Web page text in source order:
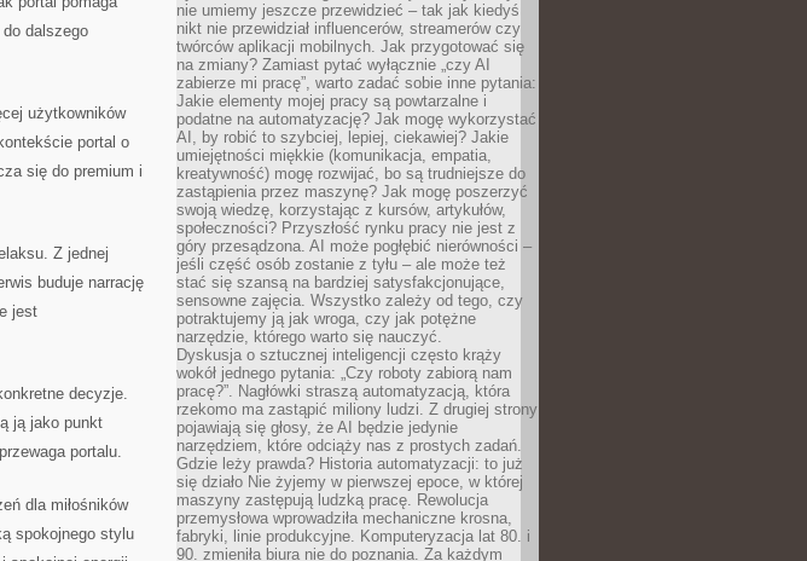
dalszego
użytkowników
portal o
się do premium i
Z jednej
buduje narrację
jest
decyzje.
ją jako punkt
portalu.
dla miłośników
spokojnego stylu
nie umiemy jeszcze przewidzieć – tak jak kiedyś
nikt nie przewidział influencerów, streamerów czy
twórców aplikacji mobilnych. Jak przygotować się
na zmiany? Zamiast pytać wyłącznie „czy AI
zabierze mi pracę”, warto zadać sobie inne pytania:
Jakie elementy mojej pracy są powtarzalne i
podatne na automatyzację? Jak mogę wykorzystać
AI, by robić to szybciej, lepiej, ciekawiej? Jakie
umiejętności miękkie (komunikacja, empatia,
kreatywność) mogę rozwijać, bo są trudniejsze do
zastąpienia przez maszynę? Jak mogę poszerzyć
swoją wiedzę, korzystając z kursów, artykułów,
społeczności? Przyszłość rynku pracy nie jest z
góry przesądzona. AI może pogłębić nierówności –
jeśli część osób zostanie z tyłu – ale może też
stać się szansą na bardziej satysfakcjonujące,
sensowne zajęcia. Wszystko zależy od tego, czy
potraktujemy ją jak wroga, czy jak potężne
narzędzie, którego warto się nauczyć.
Dyskusja o sztucznej inteligencji często krąży
wokół jednego pytania: „Czy roboty zabiorą nam
pracę?”. Nagłówki straszą automatyzacją, która
rzekomo ma zastąpić miliony ludzi. Z drugiej strony
pojawiają się głosy, że AI będzie jedynie
narzędziem, które odciąży nas z prostych zadań.
Gdzie leży prawda? Historia automatyzacji: to już
się działo Nie żyjemy w pierwszej epoce, w której
maszyny zastępują ludzką pracę. Rewolucja
przemysłowa wprowadziła mechaniczne krosna,
fabryki, linie produkcyjne. Komputeryzacja lat 80. i
90. zmieniła biura nie do poznania. Za każdym